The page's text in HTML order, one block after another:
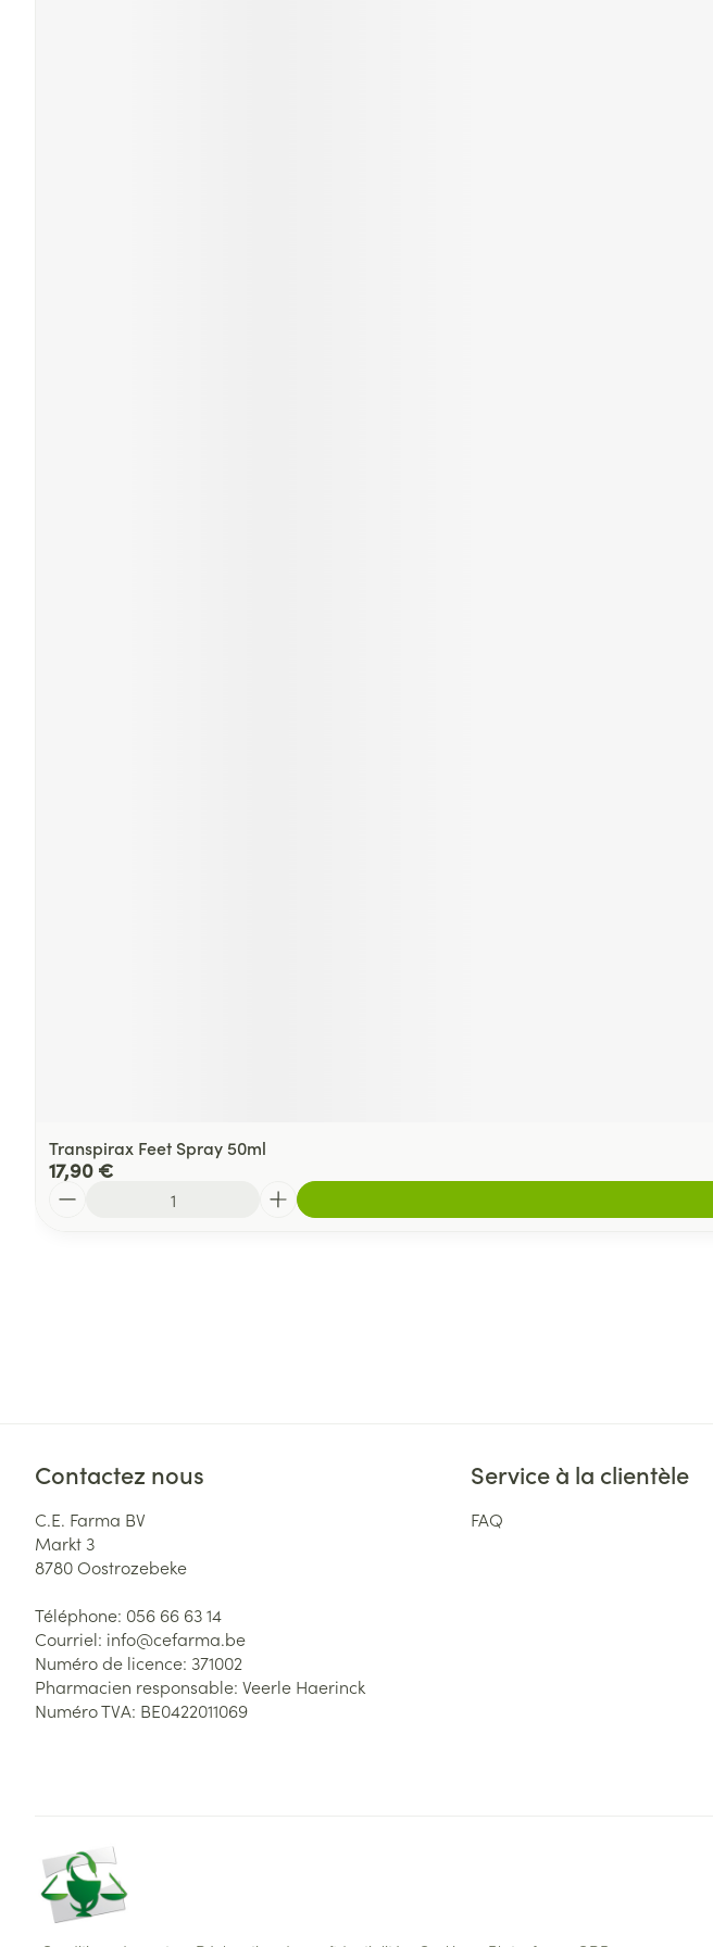
Transpirax Feet Spray 50ml
17,90 €
Contactez nous
C.E. Farma BV
Markt 3
8780Oostrozebeke
Téléphone: 056 66 63 14
Courriel: info@cefarma.be
Numéro de licence: 371002
Pharmacien responsable: Veerle Haerinck
Numéro TVA: BE0422011069
Service à la clientèle
FAQ